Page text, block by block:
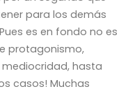
para los demás
es en fondo no es
protagonismo,
hasta
casos! Muchas